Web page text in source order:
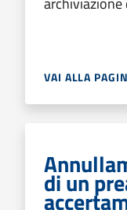
VAI ALLA
di un